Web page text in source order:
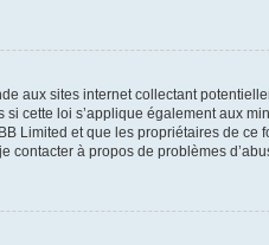
aux sites internet collectant
cette loi s’applique également aux
et que les propriétaires de ce
à propos de problèmes